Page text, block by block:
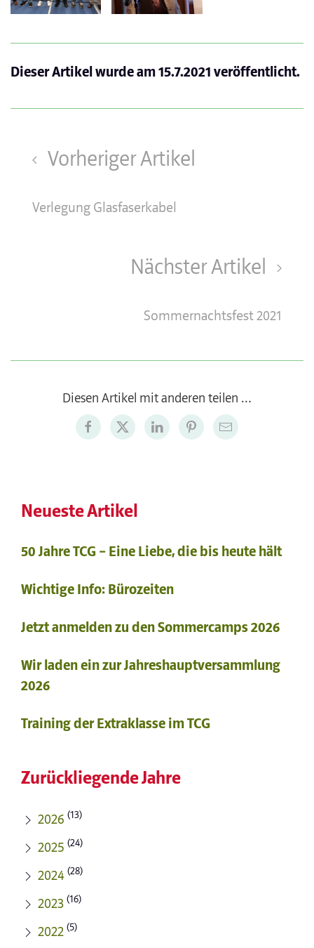
Dieser Artikel wurde am15.7.2021 veröffentlicht.
Vorheriger Artikel
Verlegung Glasfaserkabel
Nächster Artikel
Sommernachtsfest 2021
Diesen Artikel mit anderen teilen …
Neueste Artikel
50 Jahre TCG – Eine Liebe, die bis heute hält
Wichtige Info: Bürozeiten
Jetzt anmelden zu den Sommercamps 2026
Wir laden ein zur Jahreshauptversammlung
2026
Training der Extraklasse im TCG
Zurückliegende Jahre
2026 (13)
2025 (24)
2024 (28)
2023 (16)
2022 (5)